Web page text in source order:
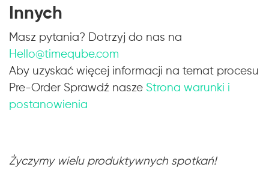
Innych
Masz pytania? Dotrzyj do nas na
Hello@timeqube.com
Aby uzyskać więcej informacji na temat procesu
Pre-Order Sprawdź nasze Strona warunki i
postanowienia
Życzymy wielu produktywnych spotkań!